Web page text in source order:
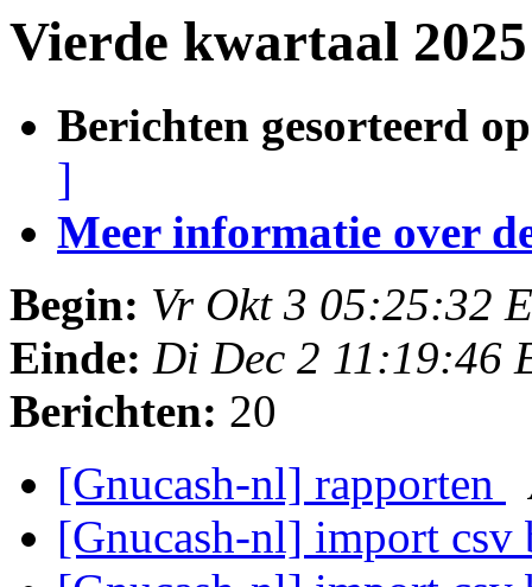
Vierde kwartaal
Berichten gesorteerd
]
Meer informatie over
Begin: Vr Okt 3 05:25:32
Einde: Di Dec 2 11:19:46
Berichten: 20
[Gnucash-nl] rapporten
[Gnucash-nl] import csv